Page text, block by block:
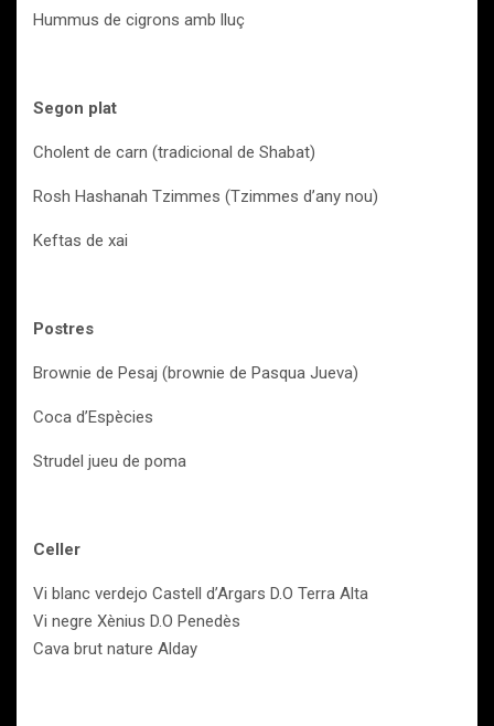
Hummus de cigrons amb lluç
Segon plat
Cholent de carn (tradicional de Shabat)
Rosh Hashanah Tzimmes (Tzimmes d’any nou)
Keftas de xai
Postres
Brownie de Pesaj (brownie de Pasqua Jueva)
Coca d’Espècies
Strudel jueu de poma
Celler
Vi blanc verdejo Castell d’Argars D.O Terra Alta
Vi negre Xènius D.O Penedès
Cava brut nature Alday